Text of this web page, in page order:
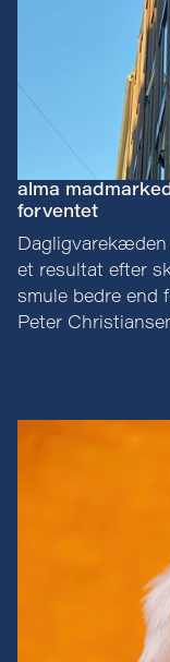
alma
forventet
Dagligvarekæden
et resultat efter
smule bedre end
Peter